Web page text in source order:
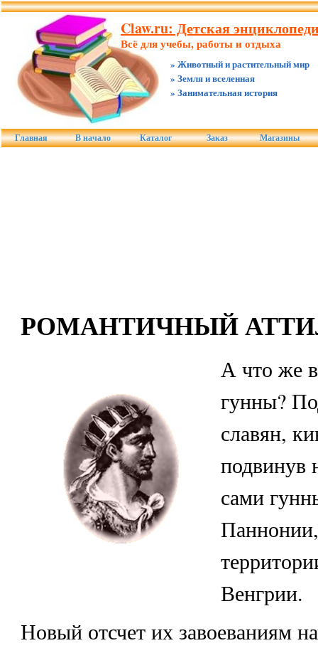
Claw.ru: Детская
Всё для учебы, работы и отдыха
» Животный и растительный мир
» Земля и вселенная
» Занимательная история
Главная В начало Каталог Заказ Магазины
РОМАНТИЧНЫЙ
А что же
гунны?
славян,
подвинув
сами
Венгрии.
Новый отсчет их завоеваниям